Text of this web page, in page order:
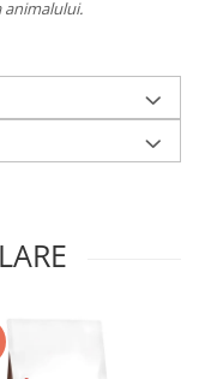
animalului.